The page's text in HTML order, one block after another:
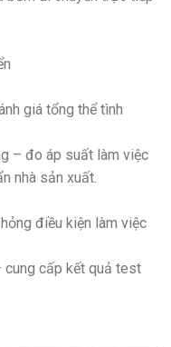
giá tổng thể tình
– đo áp suất làm việc
nhà sản xuất.
điều kiện làm việc
cấp kết quả test